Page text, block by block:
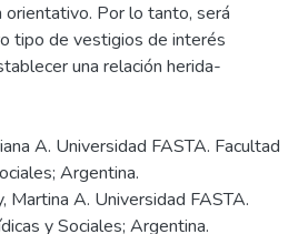
Por lo tanto, será
tipo de vestigios de interés
una relación herida-
A. Universidad FASTA. Facultad
Argentina.
Martina A. Universidad FASTA.
y Sociales; Argentina.